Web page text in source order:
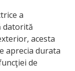
a
datorită
acesta
aprecia durata
de